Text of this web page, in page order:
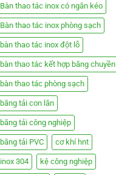
Bàn thao tác inox có ngăn kéo
Bàn thao tác inox phòng sạch
bàn thao tác inox đột lỗ
bàn thao tác kết hợp băng chuyền
bàn thao tác phòng sạch
băng tải con lăn
băng tải công nghiệp
băng tải PVC cơ khí hnt
inox 304 kệ công nghiệp